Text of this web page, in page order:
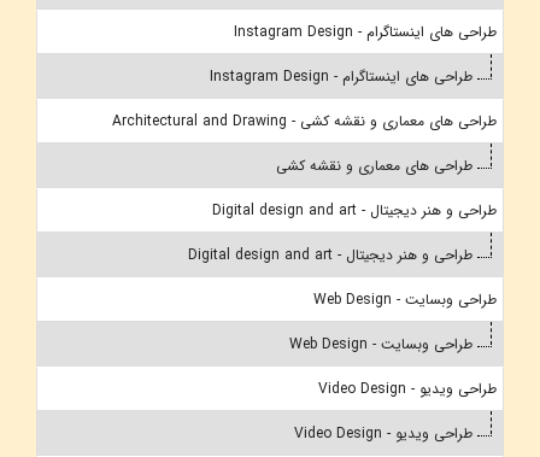
طراحی های اینستاگرام - Instagram Design
طراحی های اینستاگرام - Instagram Design
طراحی های معماری و نقشه کشی - Architectural and Drawing
طراحی های معماری و نقشه کشی
طراحی و هنر دیجیتال - Digital design and art
طراحی و هنر دیجیتال - Digital design and art
طراحی وبسایت - Web Design
طراحی وبسایت - Web Design
طراحی ویدیو - Video Design
طراحی ویدیو - Video Design